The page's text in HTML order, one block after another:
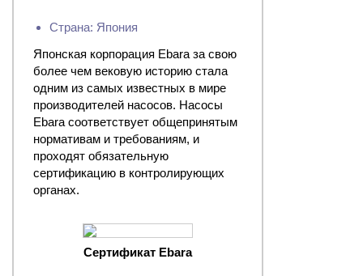
Страна: Япония
Японская корпорация Ebara за свою
более чем вековую историю стала
одним из самых известных в мире
производителей насосов. Насосы
Ebara соответствует общепринятым
нормативам и требованиям, и
проходят обязательную
сертификацию в контролирующих
органах.
Сертификат Ebara